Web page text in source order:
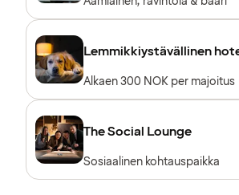
Lemmikkiystävällinen
Alkaen 300 NOK per majoitus
The Social Lounge
Sosiaalinen kohtauspaikka